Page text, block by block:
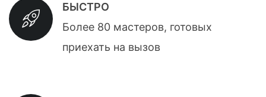
БЫСТРО
Более 80 мастеров, готовых
приехать на вызов